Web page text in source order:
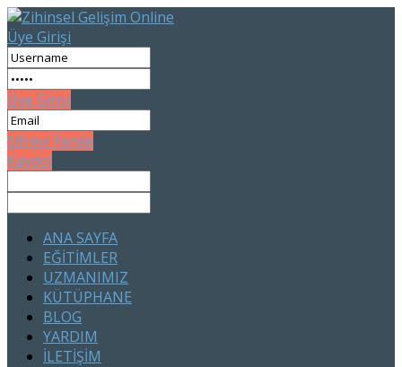
Üye Girişi
Üye Girişi
Şifreyi Yenile
Kaydol
ANA SAYFA
EĞİTİMLER
UZMANIMIZ
KÜTÜPHANE
BLOG
YARDIM
İLETİŞİM